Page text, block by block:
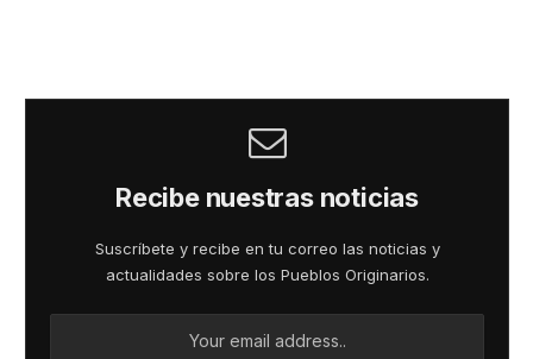
Recibe nuestras noticias
Suscríbete y recibe en tu correo las noticias y
actualidades sobre los Pueblos Originarios.